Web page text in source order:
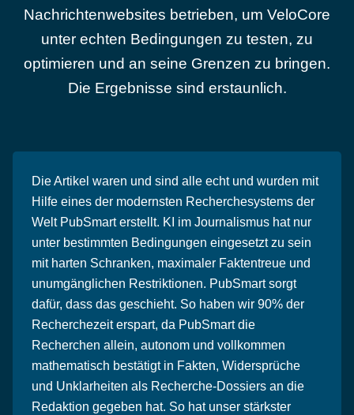
Nachrichtenwebsites betrieben, um VeloCore
unter echten Bedingungen zu testen, zu
optimieren und an seine Grenzen zu bringen.
Die Ergebnisse sind erstaunlich.
Die Artikel waren und sind alle echt und wurden mit
Hilfe eines der modernsten Recherchesystems der
Welt PubSmart erstellt. KI im Journalismus hat nur
unter bestimmten Bedingungen eingesetzt zu sein
mit harten Schranken, maximaler Faktentreue und
unumgänglichen Restriktionen. PubSmart sorgt
dafür, dass das geschieht. So haben wir 90% der
Recherchezeit erspart, da PubSmart die
Recherchen allein, autonom und vollkommen
mathematisch bestätigt in Fakten, Widersprüche
und Unklarheiten als Recherche-Dossiers an die
Redaktion gegeben hat. So hat unser stärkster